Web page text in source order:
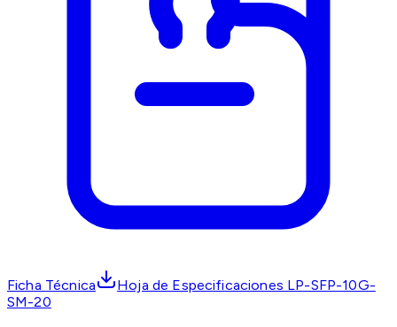
Ficha Técnica
Hoja de Especificaciones LP-SFP-10G-
SM-20